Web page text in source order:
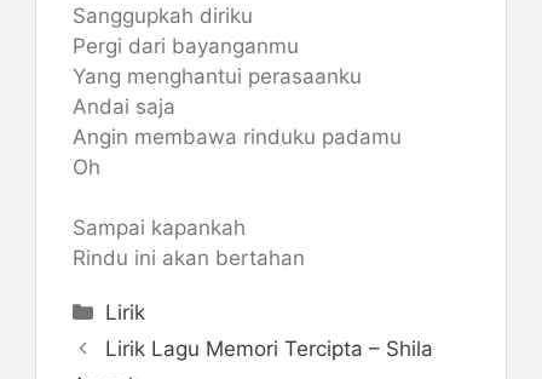
Sanggupkah diriku
Pergi dari bayanganmu
Yang menghantui perasaanku
Andai saja
Angin membawa rinduku padamu
Oh
Sampai kapankah
Rindu ini akan bertahan
Categories
Lirik
Lirik Lagu Memori Tercipta – Shila